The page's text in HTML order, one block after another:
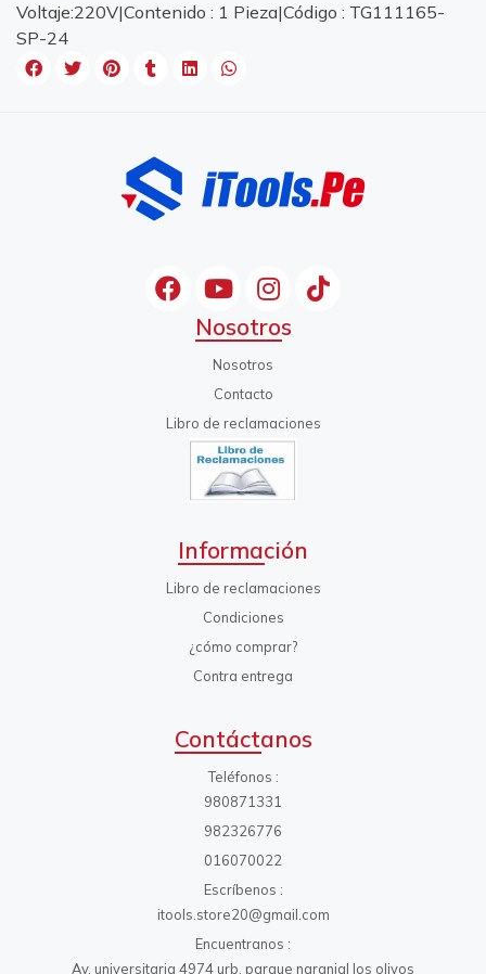
Voltaje:220V|Contenido : 1 Pieza|Código : TG111165-
SP-24
Nosotros
Nosotros
Contacto
Libro de reclamaciones
Información
Libro de reclamaciones
Condiciones
¿cómo comprar?
Contra entrega
Contáctanos
Teléfonos
980871331
982326776
016070022
Escríbenos
itools.store20@gmail.com
Encuentranos
Av. universitaria 4974 urb. parque naranjal los olivos